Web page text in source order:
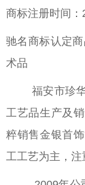
商标注册时间：
驰名商标认定
术品
福安市珍华
工艺品生产及
粹销售金银首
工工艺为主，注